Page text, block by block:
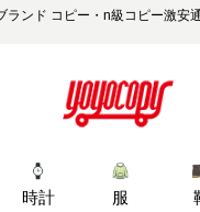
ランド コピー・n級コピー激安
時計 服